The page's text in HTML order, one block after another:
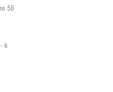
50
6